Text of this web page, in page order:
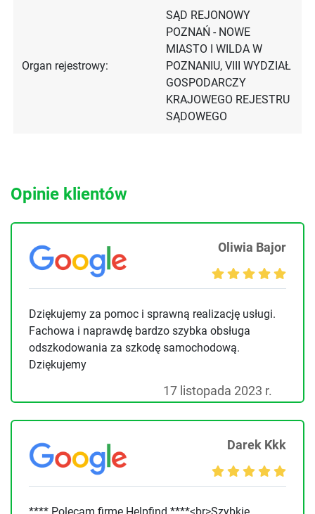
Organ rejestrowy:
SĄD REJONOWY
POZNAŃ - NOWE
MIASTO I WILDA W
POZNANIU, VIII WYDZIAŁ
GOSPODARCZY
KRAJOWEGO REJESTRU
SĄDOWEGO
Opinie klientów
Oliwia Bajor
Dziękujemy za pomoc i sprawną realizację usługi.
Fachowa i naprawdę bardzo szybka obsługa
odszkodowania za szkodę samochodową.
Dziękujemy
17 listopada 2023 r.
Darek Kkk